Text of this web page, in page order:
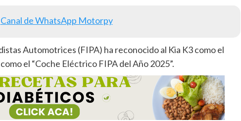
Canal de WhatsApp Motorpy
Automotrices (FIPA) ha reconocido al Kia K3 como el
el “Coche Eléctrico FIPA del Año 2025”.